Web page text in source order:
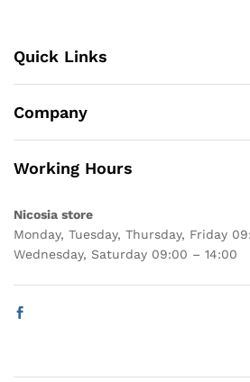
Quick Links
Company
Working Hours
Nicosia store
Monday, Tuesday, Thursday, Friday
Wednesday, Saturday 09:00 – 14:00